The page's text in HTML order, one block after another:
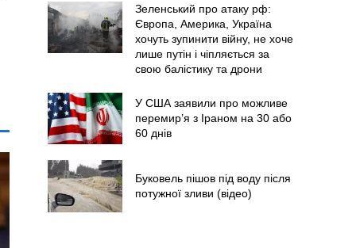
Зеленський про атаку рф:
Європа, Америка, Україна
хочуть зупинити війну, не хоче
лише путін і чіпляється за
свою балістику та дрони
У США заявили про можливе
перемир’я з Іраном на 30 або
60 днів
Буковель пішов під воду після
потужної зливи (відео)